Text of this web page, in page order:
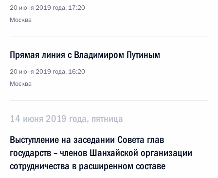
20 июня 2019 года, 17:20
Москва
Прямая линия с Владимиром Путиным
20 июня 2019 года, 16:20
Москва
14 июня 2019 года, пятница
Выступление на заседании Совета глав
государств – членов Шанхайской организации
сотрудничества в расширенном составе